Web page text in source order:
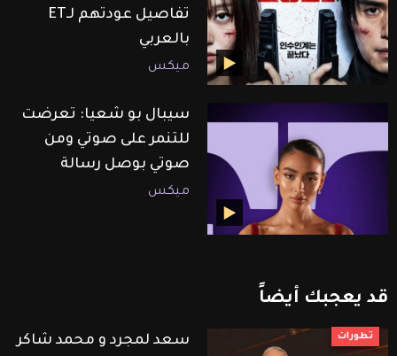
تفاصيل عودتهم لـET
بالعربي
ميكس
سيبال بو شعيا: تعرضت
للتنمر على صوتي ومن
صوتي بوصل رسالة
ميكس
قد يعجبك أيضاً
تطورات
سعد لمجرد و محمد شاكر